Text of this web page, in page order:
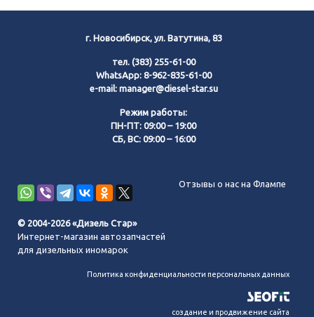
г. Новосибирск, ул. Ватутина, 83
тел. (383) 255-61-00
WhatsApp: 8-962-835-61-00
e-mail: manager@diesel-star.su
Режим работы:
ПН-ПТ: 09:00 – 19:00
СБ, ВС: 09:00 – 16:00
Отзывы о нас на Флампе
© 2004-2026 «Дизель Стар»
Интернет-магазин автозапчастей
для дизельных иномарок
Политика конфиденциальности персональных данных
создание и продвижение сайта